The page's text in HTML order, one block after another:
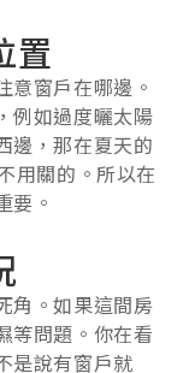
置
意窗戶在哪邊。
例如過度曬太陽
邊，那在夏天的
用關的。所以在
要。
角。如果這間房
等問題。你在看
是說有窗戶就